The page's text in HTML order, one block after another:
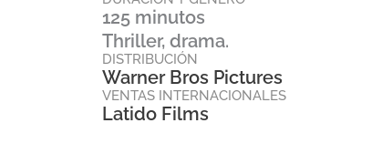
125 minutos
Thriller, drama.
DISTRIBUCIÓN
Warner Bros Pictures
VENTAS INTERNACIONALES
Latido Films